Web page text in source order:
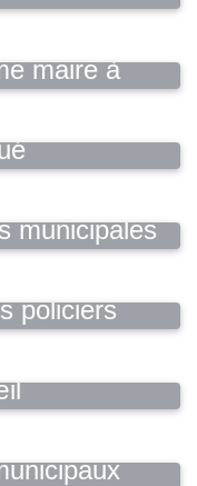
maire à
municipales
policiers